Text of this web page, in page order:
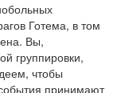
Готема, в том
Вы,
группировки,
чтобы
принимают